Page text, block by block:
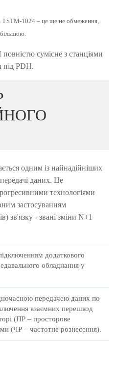
І STM-1024 – це ще не обмеження,
сумісне з станціями
під PDH.
одним із найнадійніших
даних. Це
технологіями
застосуванням
зв'язку - звані зміни N+1
додаткового
обладнання у
передачею даних по
взаємних перешкод
(ПР – просторове
(ЧР – частотне рознесення).